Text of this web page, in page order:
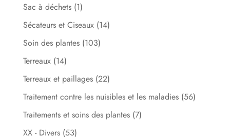
Sac à déchets (1)
Sécateurs et Ciseaux (14)
Soin des plantes (103)
Terreaux (14)
Terreaux et paillages (22)
Traitement contre les nuisibles et les maladies (56)
Traitements et soins des plantes (7)
XX - Divers (53)